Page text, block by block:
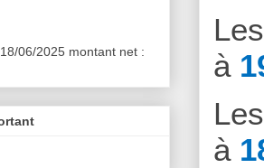
à
à
06/2025 montant net :